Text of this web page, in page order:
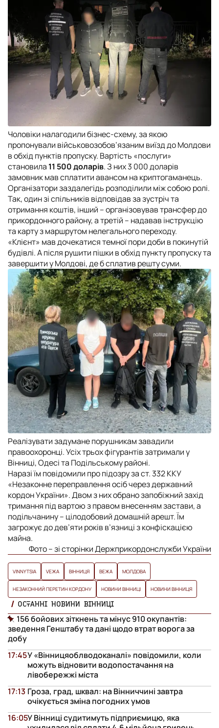
Чоловіки налагодили бізнес-схему, за якою
пропонували військовозобов’язаним виїзд до Молдови
в обхід пунктів пропуску. Вартість «послуги»
становила 11 500 доларів. З них 3 000 доларів
замовник мав сплатити авансом на криптогаманець.
Організатори заздалегідь розподілили між собою ролі.
Так, один зі спільників відповідав за зустріч та
отримання коштів, інший – організовував трансфер до
прикордонного району, а третій – надавав інструкцію
та карту з маршрутом нелегального переходу.
«Клієнт» мав дочекатися темної пори доби в покинутій
будівлі. А після рушити пішки в обхід пункту пропуску та
завершити у Молдові, де б сплатив решту суми.
Реалізувати задумане порушникам завадили
правоохоронці. Усіх трьох фігурантів затримали у
Вінниці, Одесі та Подільському районі.
Наразі їм повідомили про підозру за ст. 332 ККУ
«Незаконне переправлення осіб через державний
кордон України». Двом з них обрано запобіжний захід
тримання під вартою з правом внесенням застави, а
подільчанину – цілодобовий домашній арешт. Їм
загрожує до дев’яти років в’язниці з конфіскацією
майна.
Фото – зі сторінки Держприкордонслужби України
VINNYTSIA VЕЖА ВІННИЦЯ ВЕЖА МОЛДОВА
НЕЗАКОННИЙ ПЕРЕТИН КОРДОНУ НОВИНИ ВІННИЦІ НОВИНИ ВІННИЦЯ
ОСТАННІ НОВИНИ ВІННИЦІ
156 бойових зіткнень та мінус 910 окупантів:
зведення Генштабу та дані щодо втрат ворога за
добу
У «Вінницяоблводоканалі» повідомили, коли
можуть відновити водопостачання на
лівобережжі міста
17:45
Гроза, град, шквал: на Вінниччині завтра
очікується зміна погодних умов
17:13
У Вінниці судитимуть підприємицю, яка
16:05